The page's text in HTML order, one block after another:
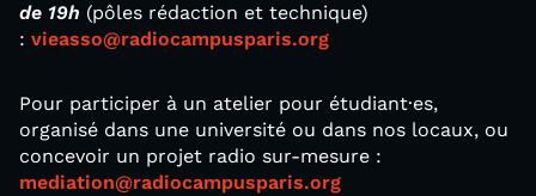
de 19h (pôles rédaction et technique)
: vieasso@radiocampusparis.org
Pour participer à un atelier pour étudiant·es,
organisé dans une université ou dans nos locaux, ou
concevoir un projet radio sur-mesure :
mediation@radiocampusparis.org